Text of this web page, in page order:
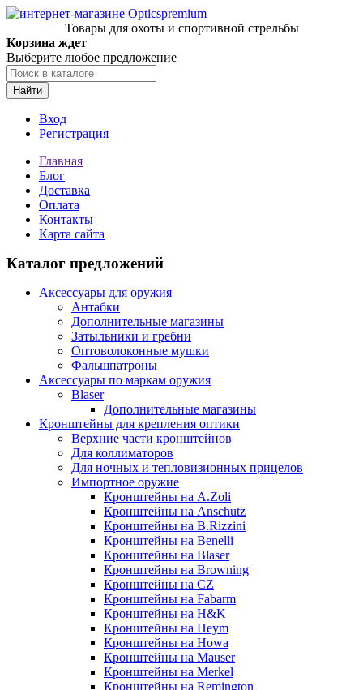
Товары для охоты и спортивной стрельбы
Корзина ждет
Выберите любое предложение
Найти
Вход
Регистрация
Главная
Блог
Доставка
Оплата
Контакты
Карта сайта
Каталог предложений
Аксессуары для оружия
Антабки
Дополнительные магазины
Затыльники и гребни
Оптоволоконные мушки
Фальшпатроны
Аксессуары по маркам оружия
Blaser
Дополнительные магазины
Кронштейны для крепления оптики
Верхние части кронштейнов
Для коллиматоров
Для ночных и тепловизионных прицелов
Импортное оружие
Кронштейны на A.Zoli
Кронштейны на Anschutz
Кронштейны на B.Rizzini
Кронштейны на Benelli
Кронштейны на Blaser
Кронштейны на Browning
Кронштейны на CZ
Кронштейны на Fabarm
Кронштейны на H&K
Кронштейны на Heym
Кронштейны на Howa
Кронштейны на Mauser
Кронштейны на Merkel
Кронштейны на Remington